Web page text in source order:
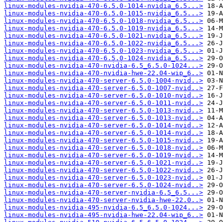
linux-modules-nvidia-470-6.5.0-1014-nvidia_6.5...>
linux-modules-nvidia-470-6.5.0-1015-nvidia_6.5...>
linux-modules-nvidia-470-6.5.0-1018-nvidia_6.5...>
linux-modules-nvidia-470-6.5.0-1019-nvidia_6.5...>
linux-modules-nvidia-470-6.5.0-1021-nvidia_6.5...>
linux-modules-nvidia-470-6.5.0-1022-nvidia_6.5...>
linux-modules-nvidia-470-6.5.0-1023-nvidia_6.5...>
linux-modules-nvidia-470-6.5.0-1024-nvidia_6.5...>
linux-modules-nvidia-470-nvidia-6.5_6.5.0-1024...>
linux-modules-nvidia-470-nvidia-hwe-22.04-wip_6..>
linux-modules-nvidia-470-server-6.5.0-1004-nvid..>
linux-modules-nvidia-470-server-6.5.0-1007-nvid..>
linux-modules-nvidia-470-server-6.5.0-1010-nvid..>
linux-modules-nvidia-470-server-6.5.0-1011-nvid..>
linux-modules-nvidia-470-server-6.5.0-1013-nvid..>
linux-modules-nvidia-470-server-6.5.0-1013-nvid..>
linux-modules-nvidia-470-server-6.5.0-1014-nvid..>
linux-modules-nvidia-470-server-6.5.0-1014-nvid..>
linux-modules-nvidia-470-server-6.5.0-1015-nvid..>
linux-modules-nvidia-470-server-6.5.0-1018-nvid..>
linux-modules-nvidia-470-server-6.5.0-1019-nvid..>
linux-modules-nvidia-470-server-6.5.0-1021-nvid..>
linux-modules-nvidia-470-server-6.5.0-1022-nvid..>
linux-modules-nvidia-470-server-6.5.0-1023-nvid..>
linux-modules-nvidia-470-server-6.5.0-1024-nvid..>
linux-modules-nvidia-470-server-nvidia-6.5_6.5...>
linux-modules-nvidia-470-server-nvidia-hwe-22.0..>
linux-modules-nvidia-495-nvidia-6.5_6.5.0-1024...>
linux-modules-nvidia-495-nvidia-hwe-22.04-wip_6..>